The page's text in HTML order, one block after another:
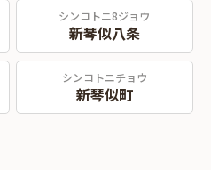
シンコトニ8ジョウ
新琴似八条
シンコトニチョウ
新琴似町